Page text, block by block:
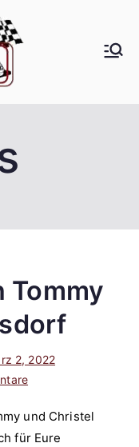
Rennserie mit
Tommy
2, 2022
zu
von
Tommy
und Christel
für Eure